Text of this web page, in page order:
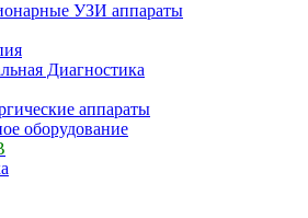
УЗИ аппараты
Диагностика
аппараты
оборудование